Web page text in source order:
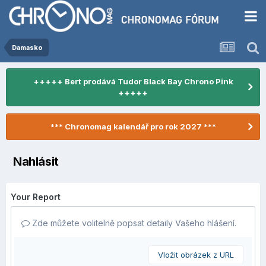
Damasko
+++++ Bert prodává Tudor Black Bay Chrono Pink
+++++
*** Chronomag kalendář pro rok 2027 ***
Nahlásit
Your Report
Zde můžete volitelně popsat detaily Vašeho hlášení.
Vložit obrázek z URL